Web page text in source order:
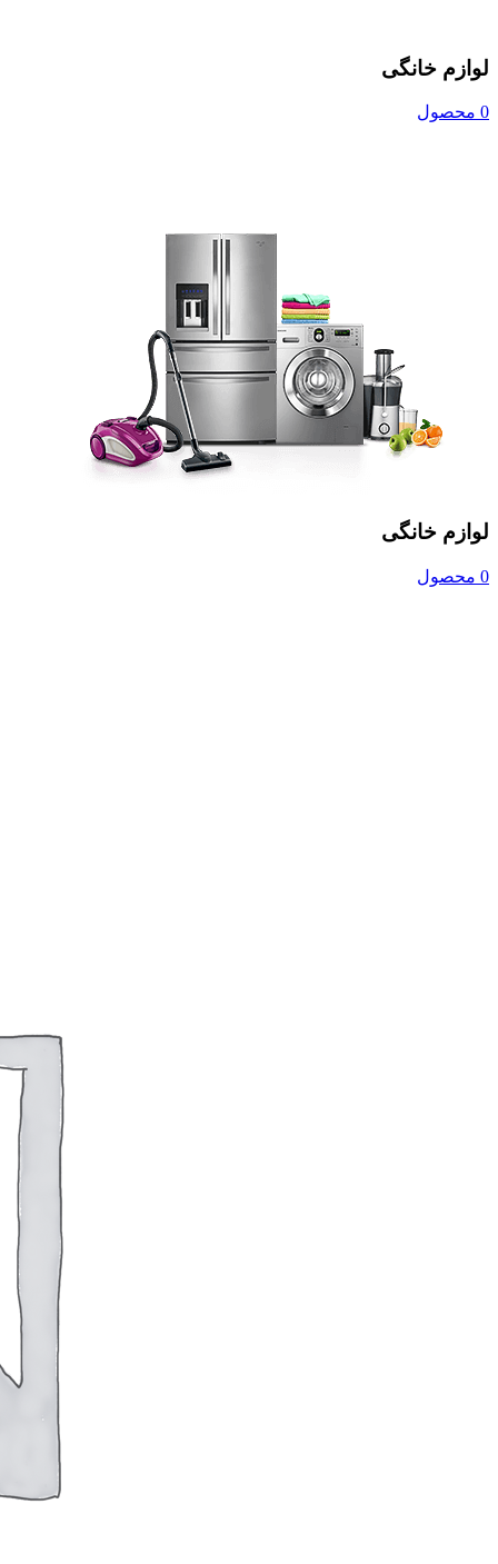
لوازم خانگی
0 محصول
لوازم خانگی
0 محصول